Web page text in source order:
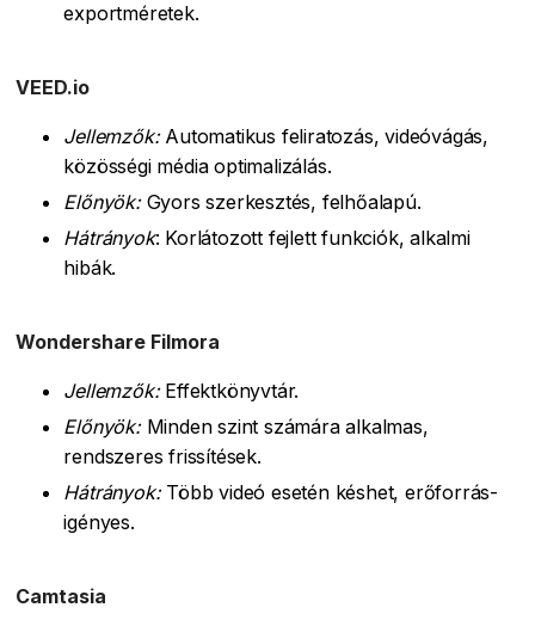
exportméretek.
VEED.io
Jellemzők:Automatikus feliratozás, videóvágás,
közösségi média optimalizálás.
Előnyök:Gyors szerkesztés, felhőalapú.
Hátrányok: Korlátozott fejlett funkciók, alkalmi
hibák.
Wondershare Filmora
Jellemzők:Effektkönyvtár.
Előnyök:Minden szint számára alkalmas,
rendszeres frissítések.
Hátrányok:Több videó esetén késhet, erőforrás-
igényes.
Camtasia